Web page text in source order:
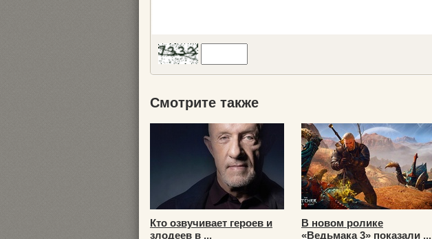
Смотрите также
Кто озвучивает героев и
злодеев в ...
В новом ролике
«Ведьмака 3» показали ...